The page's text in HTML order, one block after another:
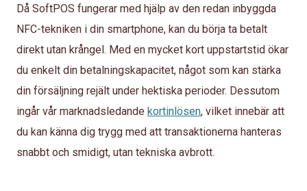
Då SoftPOS fungerar med hjälp av den redan inbyggda
NFC-tekniken i din smartphone, kan du börja ta betalt
direkt utan krångel. Med en mycket kort uppstartstid ökar
du enkelt din betalningskapacitet, något som kan stärka
din försäljning rejält under hektiska perioder. Dessutom
ingår vår marknadsledande kortinlösen, vilket innebär att
du kan känna dig trygg med att transaktionerna hanteras
snabbt och smidigt, utan tekniska avbrott.